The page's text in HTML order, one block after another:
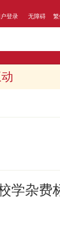
登录 无障碍
学杂费